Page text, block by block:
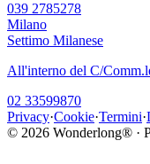
039 2785278
Milano
Settimo Milanese
All'interno del C/
02 33599870
Privacy·Cookie·Termini·
© 2026 Wonderlong® ·